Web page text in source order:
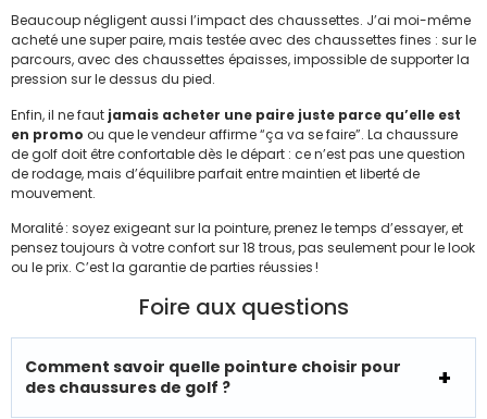
Beaucoup négligent aussi l’impact des chaussettes. J’ai moi-même
acheté une super paire, mais testée avec des chaussettes fines : sur le
parcours, avec des chaussettes épaisses, impossible de supporter la
pression sur le dessus du pied.
Enfin, il ne faut jamais acheter une paire juste parce qu’elle est
en promo ou que le vendeur affirme “ça va se faire”. La chaussure
de golf doit être confortable dès le départ : ce n’est pas une question
de rodage, mais d’équilibre parfait entre maintien et liberté de
mouvement.
Moralité : soyez exigeant sur la pointure, prenez le temps d’essayer, et
pensez toujours à votre confort sur 18 trous, pas seulement pour le look
ou le prix. C’est la garantie de parties réussies !
Foire aux questions
Comment savoir quelle pointure choisir pour
des chaussures de golf ?